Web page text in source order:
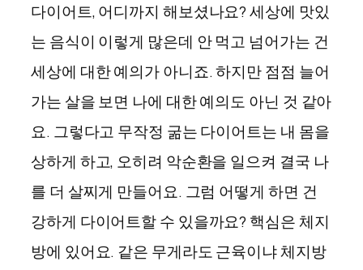
다이어트, 어디까지 해보셨나요? 세상에 맛있
는 음식이 이렇게 많은데 안 먹고 넘어가는 건
세상에 대한 예의가 아니죠. 하지만 점점 늘어
가는 살을 보면 나에 대한 예의도 아닌 것 같아
요. 그렇다고 무작정 굶는 다이어트는 내 몸을
상하게 하고, 오히려 악순환을 일으켜 결국 나
를 더 살찌게 만들어요. 그럼 어떻게 하면 건
강하게 다이어트할 수 있을까요? 핵심은 체지
방에 있어요. 같은 무게라도 근육이냐 체지방